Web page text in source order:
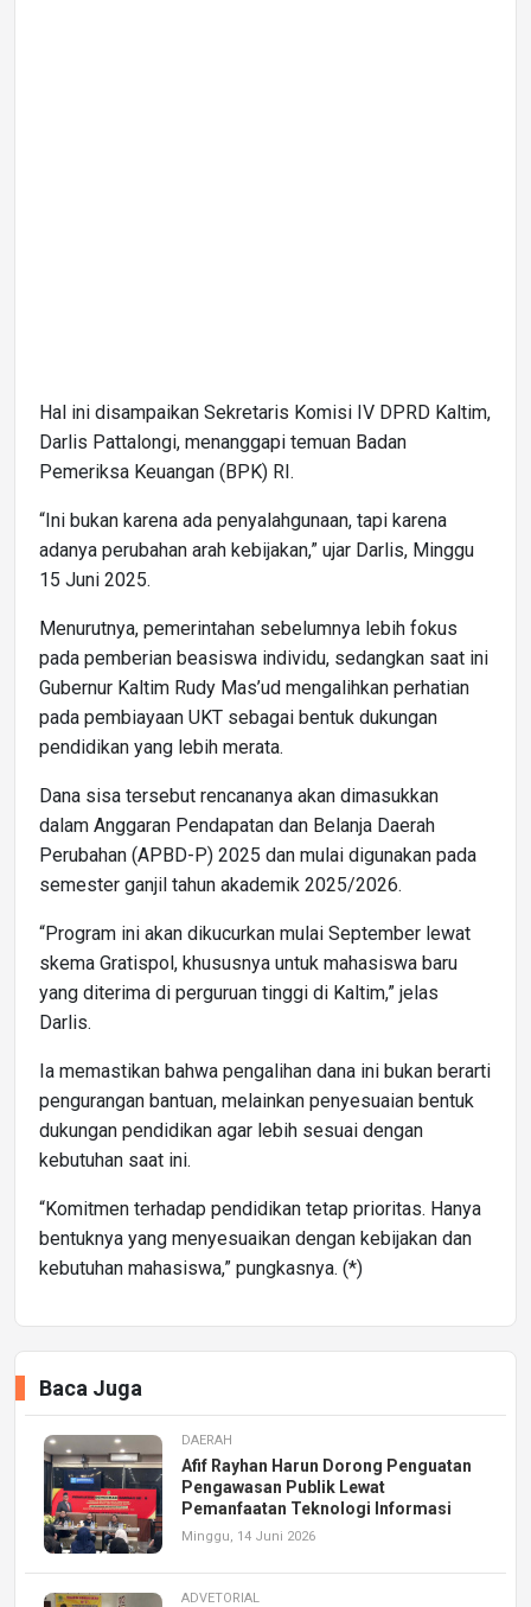
Hal ini disampaikan Sekretaris Komisi IV DPRD Kaltim,
Darlis Pattalongi, menanggapi temuan Badan
Pemeriksa Keuangan (BPK) RI.
“Ini bukan karena ada penyalahgunaan, tapi karena
adanya perubahan arah kebijakan,” ujar Darlis, Minggu
15 Juni 2025.
Menurutnya, pemerintahan sebelumnya lebih fokus
pada pemberian beasiswa individu, sedangkan saat ini
Gubernur Kaltim Rudy Mas’ud mengalihkan perhatian
pada pembiayaan UKT sebagai bentuk dukungan
pendidikan yang lebih merata.
Dana sisa tersebut rencananya akan dimasukkan
dalam Anggaran Pendapatan dan Belanja Daerah
Perubahan (APBD-P) 2025 dan mulai digunakan pada
semester ganjil tahun akademik 2025/2026.
“Program ini akan dikucurkan mulai September lewat
skema Gratispol, khususnya untuk mahasiswa baru
yang diterima di perguruan tinggi di Kaltim,” jelas
Darlis.
Ia memastikan bahwa pengalihan dana ini bukan berarti
pengurangan bantuan, melainkan penyesuaian bentuk
dukungan pendidikan agar lebih sesuai dengan
kebutuhan saat ini.
“Komitmen terhadap pendidikan tetap prioritas. Hanya
bentuknya yang menyesuaikan dengan kebijakan dan
kebutuhan mahasiswa,” pungkasnya. (*)
Baca Juga
DAERAH
Afif Rayhan Harun Dorong Penguatan
Pengawasan Publik Lewat
Pemanfaatan Teknologi Informasi
Minggu, 14 Juni 2026
ADVETORIAL